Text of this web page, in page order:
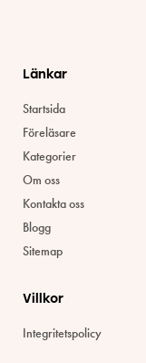
Länkar
Startsida
Föreläsare
Kategorier
Om oss
Kontakta oss
Blogg
Sitemap
Villkor
Integritetspolicy